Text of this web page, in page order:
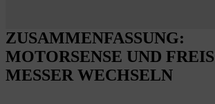
ZUSAMMENFASSUNG:
MOTORSENSE UND
MESSER WECHSELN